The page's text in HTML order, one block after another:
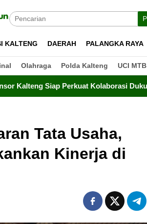
KALTENG DAERAH PALANGKA RAYA
Olahraga Polda Kalteng UCI
Perkuat Kolaborasi Dukung Program
Tata Usaha,
Kinerja di